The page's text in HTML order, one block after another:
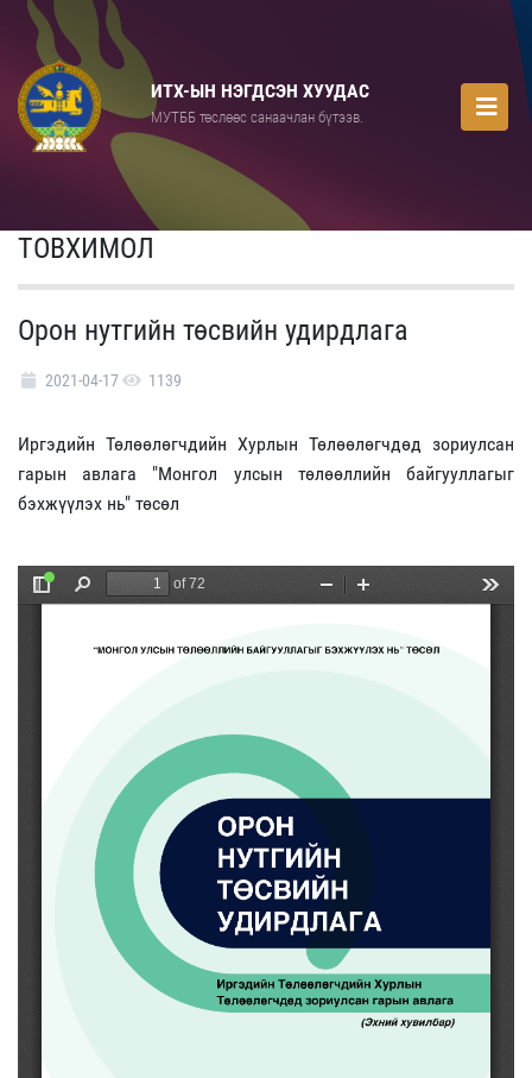
ИТХ-ЫН НЭГДСЭН ХУУДАС
МУТББ төслөөс санаачлан бүтээв.
ТОВХИМОЛ
Орон нутгийн төсвийн удирдлага
2021-04-17 1139
Иргэдийн Төлөөлөгчдийн Хурлын Төлөөлөгчдөд зориулсан
гарын авлага "Монгол улсын төлөөллийн байгууллагыг
бэхжүүлэх нь" төсөл